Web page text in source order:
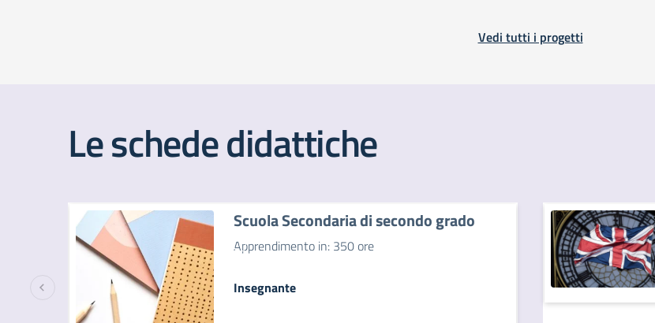
Vedi tutti i progetti
Le schede didattiche
Scuola Secondaria di secondo grado
Apprendimento in: 350 ore
Insegnante